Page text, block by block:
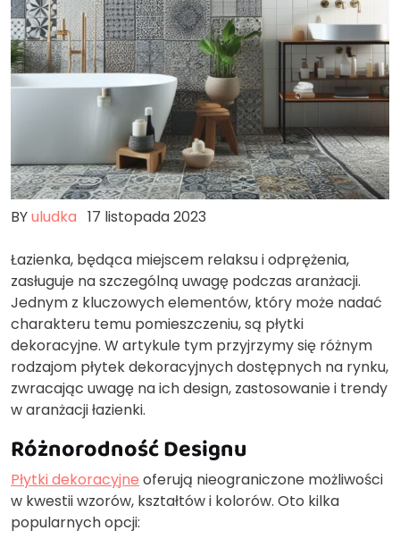
BYuludka 17 listopada 2023
Łazienka, będąca miejscem relaksu i odprężenia,
zasługuje na szczególną uwagę podczas aranżacji.
Jednym z kluczowych elementów, który może nadać
charakteru temu pomieszczeniu, są płytki
dekoracyjne. W artykule tym przyjrzymy się różnym
rodzajom płytek dekoracyjnych dostępnych na rynku,
zwracając uwagę na ich design, zastosowanie i trendy
w aranżacji łazienki.
Różnorodność Designu
Płytki dekoracyjne oferują nieograniczone możliwości
w kwestii wzorów, kształtów i kolorów. Oto kilka
popularnych opcji: